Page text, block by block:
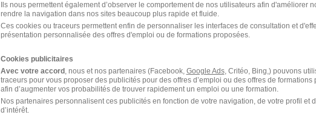
Ils nous permettent également d’observer le comportement de nos utilisateurs afin d'améliorer
rendre la navigation dans nos sites beaucoup plus rapide et fluide.
Ces cookies ou traceurs permettent enfin de personnaliser les interfaces de consultation et
présentation personnalisée des offres d'emploi ou de formations proposées.
Cookies publicitaires
Avec votre accord , nous et nos partenaires (Facebook, Google Ads, Critéo, Bing,) pouvons
traceurs pour vous proposer des publicités pour des offres d’emploi ou des offres de formations
afin d’augmenter vos probabilités de trouver rapidement un emploi ou une formation.
Nos partenaires personnalisent ces publicités en fonction de votre navigation, de votre profil et
d’intérêt.